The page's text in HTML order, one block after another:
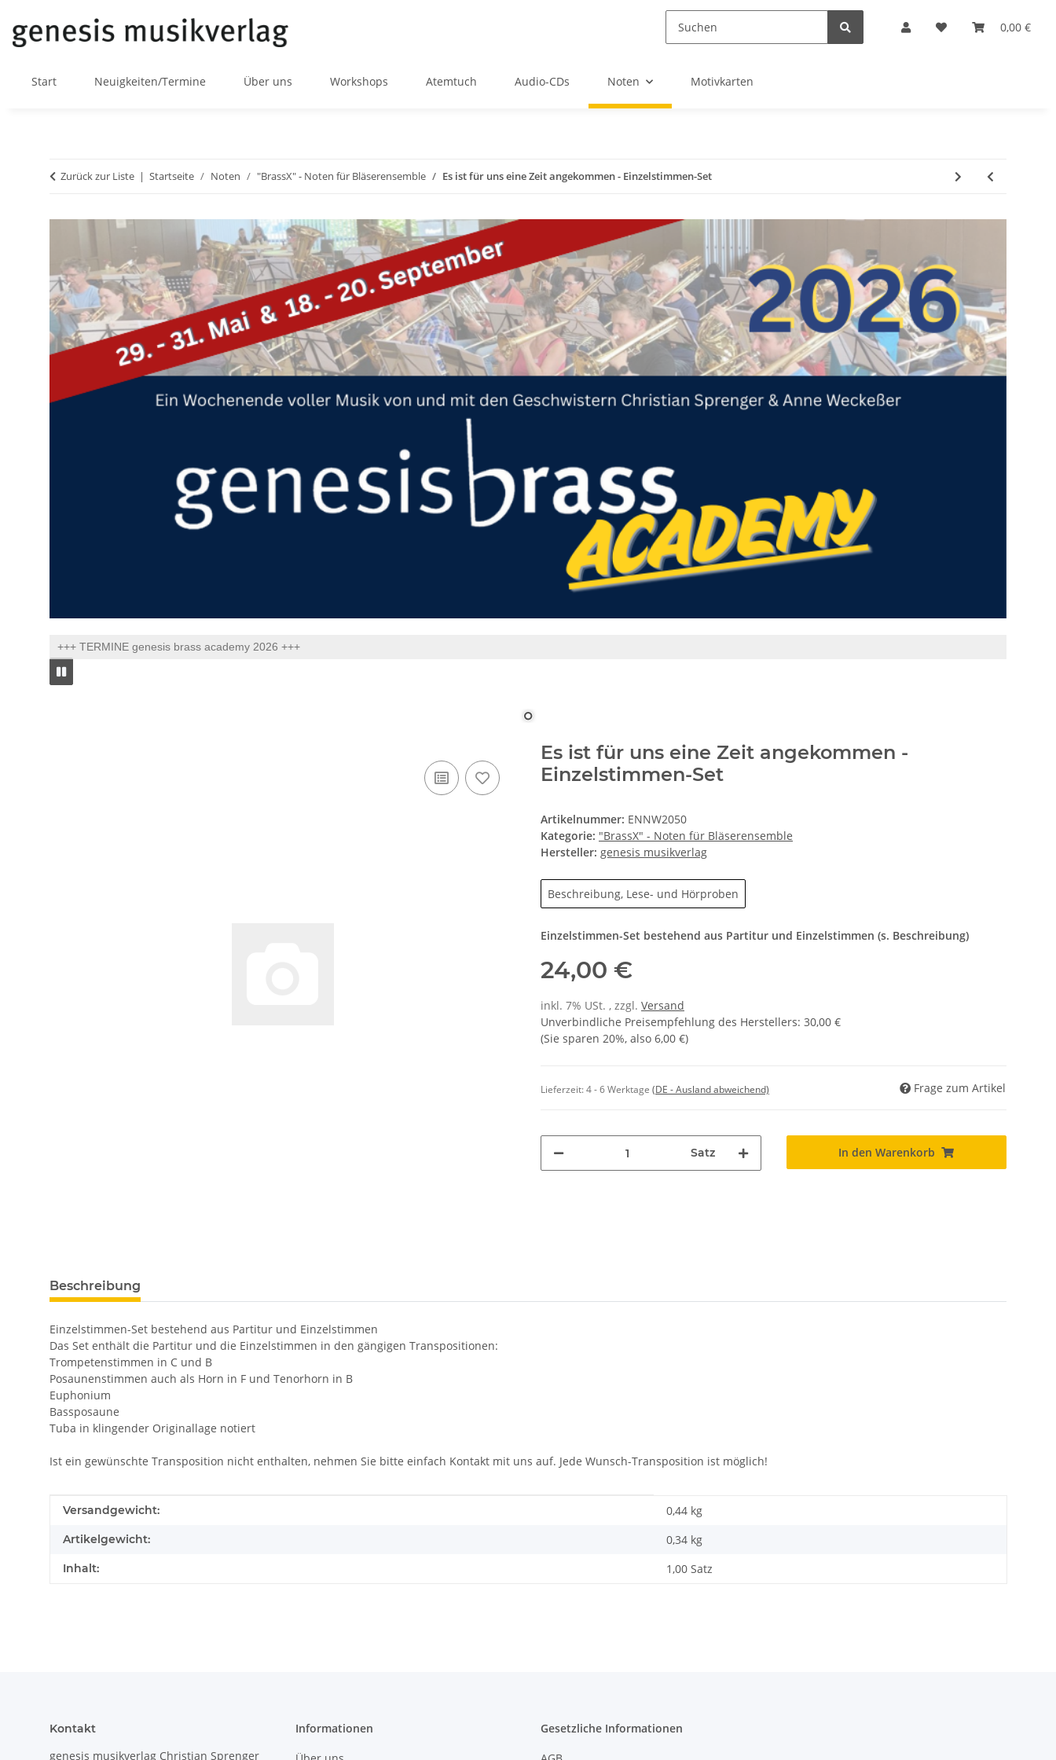
0,00 €
Atemtuch Audio-CDs Noten Motivkarten
Start Neuigkeiten/Termine Über uns Workshops
Zurück zur Liste Startseite Noten "BrassX" - Noten für Bläserensemble Es ist für uns eine Zeit angekommen - Einzelstimmen-Set
+++ TERMINE genesis brass academy 2026 +++
Es ist für uns eine Zeit angekommen -
Einzelstimmen-Set
Artikelnummer: ENNW2050
Kategorie: "BrassX" - Noten für Bläserensemble
Hersteller: genesis musikverlag
Beschreibung, Lese- und Hörproben
Einzelstimmen-Set bestehend aus Partitur und Einzelstimmen (s. Beschreibung)
24,00 €
inkl. 7% USt. , zzgl. Versand
Unverbindliche Preisempfehlung des Herstellers: 30,00 €
(Sie sparen 20%, also 6,00 €)
Lieferzeit:4 - 6 Werktage (DE - Ausland abweichend) Frage zum Artikel
Satz In den Warenkorb
Beschreibung
Einzelstimmen-Set bestehend aus Partitur und Einzelstimmen
Das Set enthält die Partitur und die Einzelstimmen in den gängigen Transpositionen:
Trompetenstimmen in C und B
Posaunenstimmen auch als Horn in F und Tenorhorn in B
Euphonium
Bassposaune
Tuba in klingender Originallage notiert
Ist ein gewünschte Transposition nicht enthalten, nehmen Sie bitte einfach Kontakt mit uns auf. Jede Wunsch-Transposition ist möglich!
Produkteigenschaft
Wert
Versandgewicht: 0,44 kg
Artikelgewicht: 0,34 kg
Inhalt: 1,00 Satz
Kontakt
genesis musikverlag Christian Sprenger
Informationen Gesetzliche Informationen